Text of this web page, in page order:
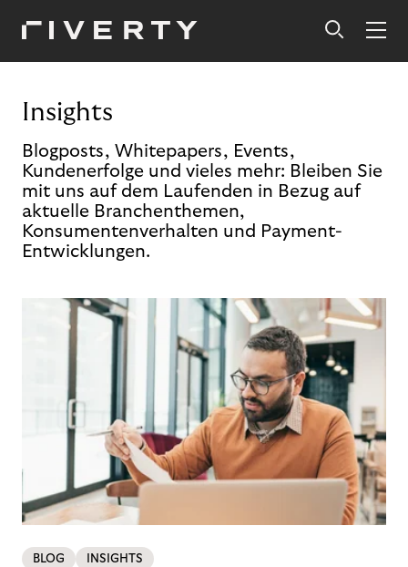
Insights
Blogposts, Whitepapers, Events,
Kundenerfolge und vieles mehr: Bleiben Sie
mit uns auf dem Laufenden in Bezug auf
aktuelle Branchenthemen,
Konsumentenverhalten und Payment-
Entwicklungen.
BLOG INSIGHTS